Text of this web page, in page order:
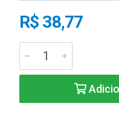
R$ 38,77